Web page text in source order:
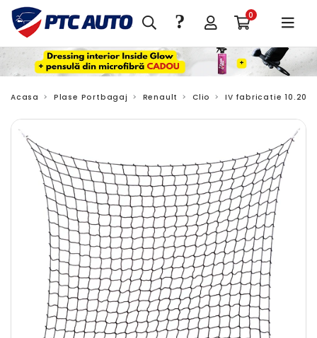
0
?
Acasa Plase Portbagaj Renault Clio IV fabricatie